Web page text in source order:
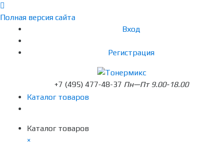
Полная версия сайта
Вход
Регистрация
+7 (495) 477-48-37 Пн—Пт 9.00-18.00
Каталог товаров
Каталог товаров
×